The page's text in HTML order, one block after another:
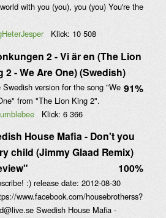
with you (you), you (you) You're the
Klick: 10 508
2 - Vi är en (The Lion
2 - We Are One) (Swedish)
91%
Swedish version for the song "We
from "The Lion King 2".
Klick: 6 366
House Mafia - Don't you
child (Jimmy Glaad Remix)
100%
:) release date: 2012-08-30
www.facebook.com/housebrotherss?
Swedish House Mafia -